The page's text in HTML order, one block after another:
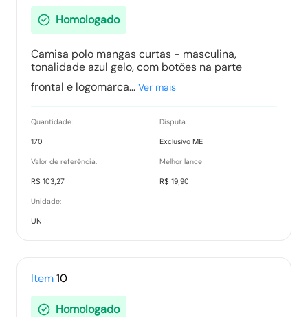
Homologado
Camisa polo mangas curtas - masculina,
tonalidade azul gelo, com botões na parte
frontal e logomarca... Ver mais
Quantidade:
170
Disputa:
Exclusivo ME
Valor de referência:
R$ 103,27
Melhor lance
R$ 19,90
Unidade:
UN
Item10
Homologado